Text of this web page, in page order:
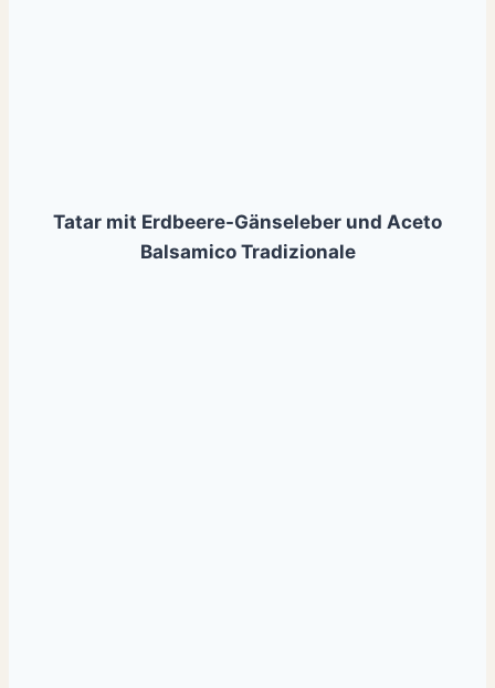
Tatar mit Erdbeere-Gänseleber und Aceto
Balsamico Tradizionale